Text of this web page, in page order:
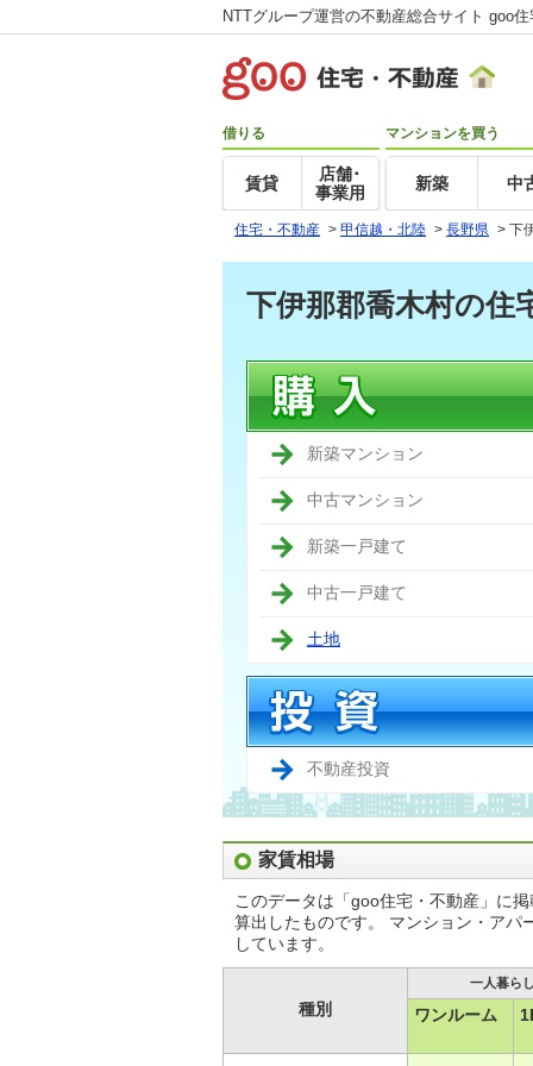
NTTグループ運営の不動産総合サイト goo
借りる
賃貸
店舗･
事業用
マンションを買う
新築 中
住宅・不動産 > 甲信越・北陸 > 長野県 > 下
下伊那郡喬木村の住
新築マンション
中古マンション
新築一戸建て
中古一戸建て
土地
不動産投資
家賃相場
このデータは「goo住宅・不動産」に
算出したものです。 マンション・アパ
しています。
種別
一人暮ら
ワンルーム